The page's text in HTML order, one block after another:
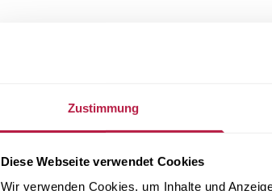
Zustimmung
Diese Webseite verwendet Cookies
Wir verwenden Cookies, um Inhalte und